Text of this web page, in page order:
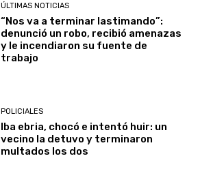
ÚLTIMAS NOTICIAS
“Nos va a terminar lastimando”:
denunció un robo, recibió amenazas
y le incendiaron su fuente de
trabajo
POLICIALES
Iba ebria, chocó e intentó huir: un
vecino la detuvo y terminaron
multados los dos